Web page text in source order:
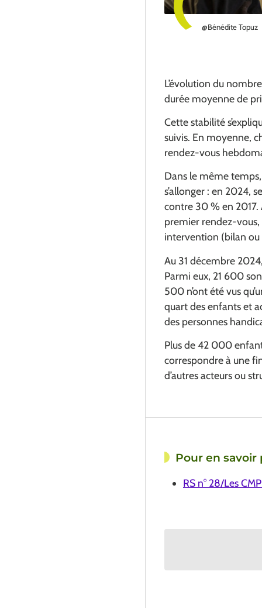
@Bénédite Topuz
L’évolution du
durée moyenne de
Cette stabilité
suivis. En moyenne,
rendez-vous
Dans le même temps,
s’allonger : en 2024,
contre 30 % en 2017.
premier rendez-
intervention (bilan
Au 31 décembre
Parmi eux, 21 600
500 n’ont été vus
quart des enfants et
des personnes
Plus de 42 000
correspondre à une
d’autres acteurs ou
Pour en savoir
RS n° 28/Les